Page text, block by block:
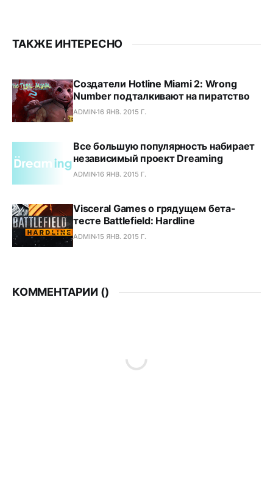
ТАКЖЕ ИНТЕРЕСНО
Создатели Hotline Miami 2: Wrong
Number подталкивают на пиратство
ADMIN16 ЯНВ. 2015 Г.
Все большую популярность набирает
независимый проект Dreaming
ADMIN16 ЯНВ. 2015 Г.
Visceral Games о грядущем бета-
тесте Battlefield: Hardline
ADMIN15 ЯНВ. 2015 Г.
КОММЕНТАРИИ ()